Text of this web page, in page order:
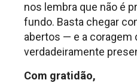
nos lembra que não é
fundo. Basta chegar
abertos — e a coragem
verdadeiramente
Com gratidão,